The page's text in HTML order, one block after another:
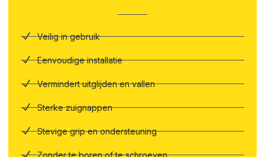
Veilig in gebruik
Eenvoudige installatie
Vermindert uitglijden en vallen
Sterke zuignappen
Stevige grip en ondersteuning
Zonder te boren of te schroeven